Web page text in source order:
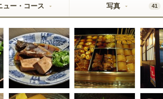
ュー・コース 写真 41